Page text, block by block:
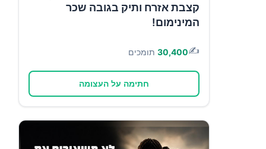
קצבת אזרח ותיק בגובה שכר
המינימום!
✍️
30,400 תומכים
חתימה על העצומה